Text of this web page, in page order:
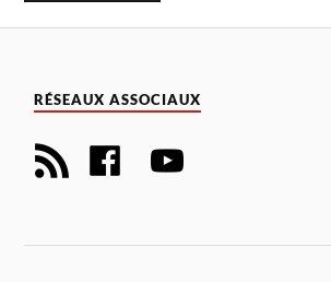
RÉSEAUX ASSOCIAUX